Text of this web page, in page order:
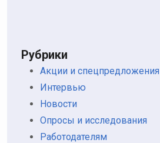
Рубрики
Акции и спецпредложения
Интервью
Новости
Опросы и исследования
Работодателям